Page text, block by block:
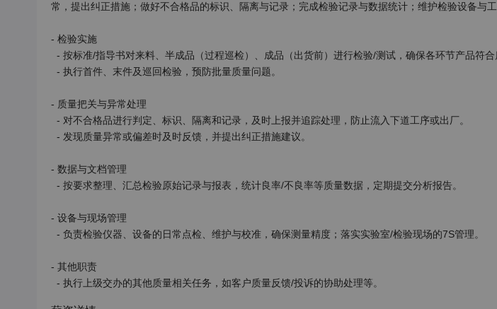
常，提出纠正措施；做好不合格品的标识、隔离与记录；完成检验记录与数据统计；维护检验设备与工
- 检验实施
- 质量把关与异常处理
- 数据与文档管理
- 设备与现场管理
- 其他职责
  - 执行上级交办的其他质量相关任务，如客户质量反馈/投诉的协助处理等。